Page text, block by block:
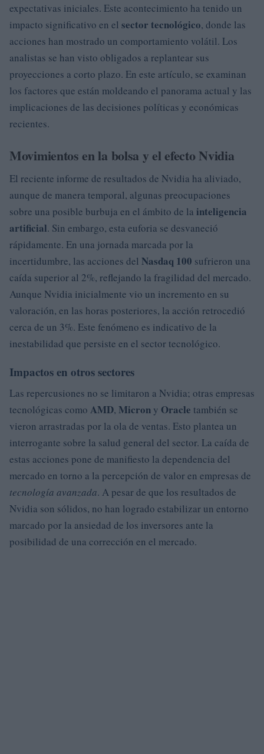
expectativas iniciales. Este acontecimiento ha tenido un
impacto significativo en el sector tecnológico, donde las
acciones han mostrado un comportamiento volátil. Los
analistas se han visto obligados a replantear sus
proyecciones a corto plazo. En este artículo, se examinan
los factores que están moldeando el panorama actual y las
implicaciones de las decisiones políticas y económicas
recientes.
Movimientos en la bolsa y el efecto Nvidia
El reciente informe de resultados de Nvidia ha aliviado,
aunque de manera temporal, algunas preocupaciones
sobre una posible burbuja en el ámbito de la inteligencia
artificial. Sin embargo, esta euforia se desvaneció
rápidamente. En una jornada marcada por la
incertidumbre, las acciones del Nasdaq 100 sufrieron una
caída superior al 2%, reflejando la fragilidad del mercado.
Aunque Nvidia inicialmente vio un incremento en su
valoración, en las horas posteriores, la acción retrocedió
cerca de un 3%. Este fenómeno es indicativo de la
inestabilidad que persiste en el sector tecnológico.
Impactos en otros sectores
Las repercusiones no se limitaron a Nvidia; otras empresas
tecnológicas como AMD, Micron y Oracle también se
vieron arrastradas por la ola de ventas. Esto plantea un
interrogante sobre la salud general del sector. La caída de
estas acciones pone de manifiesto la dependencia del
mercado en torno a la percepción de valor en empresas de
tecnología avanzada. A pesar de que los resultados de
Nvidia son sólidos, no han logrado estabilizar un entorno
marcado por la ansiedad de los inversores ante la
posibilidad de una corrección en el mercado.